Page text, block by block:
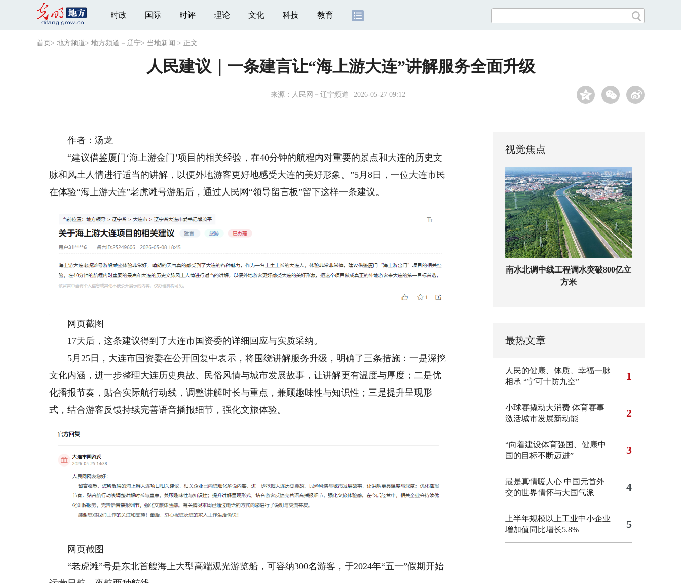
时政 国际 时评 理论 文化 科技 教育
首页 > 地方频道> 地方频道－辽宁> 当地新闻 > 正文
人民建议｜一条建言让“海上游大连”讲解服务全面升级
来源： 人民网－辽宁频道 2026-05-27 09:12
作者：汤龙
“建议借鉴厦门‘海上游金门’项目的相关经验，在40分钟的航程内对重要的景点和大连的历史文
脉和风土人情进行适当的讲解，以便外地游客更好地感受大连的美好形象。”5月8日，一位大连市民
在体验“海上游大连”老虎滩号游船后，通过人民网“领导留言板”留下这样一条建议。
网页截图
17天后，这条建议得到了大连市国资委的详细回应与实质采纳。
5月25日，大连市国资委在公开回复中表示，将围绕讲解服务升级，明确了三条措施：一是深挖
文化内涵，进一步整理大连历史典故、民俗风情与城市发展故事，让讲解更有温度与厚度；二是优
化播报节奏，贴合实际航行动线，调整讲解时长与重点，兼顾趣味性与知识性；三是提升呈现形
式，结合游客反馈持续完善语音播报细节，强化文旅体验。
网页截图
“老虎滩”号是东北首艘海上大型高端观光游览船，可容纳300名游客，于2024年“五一”假期开始
视觉焦点
南水北调中线工程调水突破800亿立
方米
最热文章
人民的健康、体质、幸福一脉
相承 “宁可十防九空” 1
小球赛撬动大消费 体育赛事
激活城市发展新动能
2
“向着建设体育强国、健康中
国的目标不断迈进”
3
最是真情暖人心 中国元首外
交的世界情怀与大国气派
4
上半年规模以上工业中小企业
增加值同比增长5.8%
5